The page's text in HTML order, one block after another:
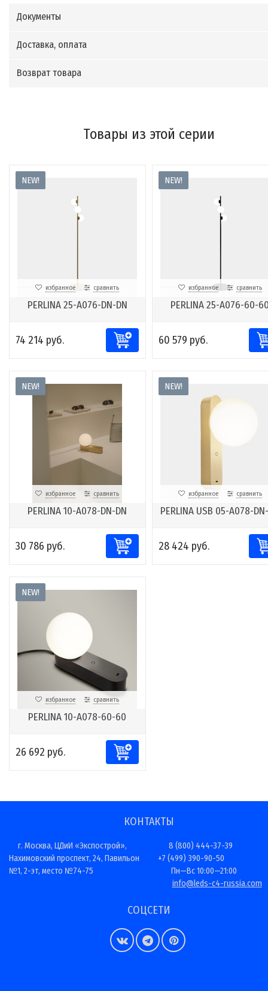
Документы
Доставка, оплата
Возврат товара
Товары из этой серии
NEW!
избранное сравнить
PERLINA 25-A076-DN-DN
74 214 руб.
NEW!
избранное сравнить
PERLINA 25-A076-60-
60 579 руб.
NEW!
избранное сравнить
PERLINA 10-A078-DN-DN
30 786 руб.
NEW!
избранное сравнить
PERLINA USB 05-A078-
28 424 руб.
NEW!
избранное сравнить
PERLINA 10-A078-60-60
26 692 руб.
КОНТАКТЫ
г. Москва, ЦДиИ «Экспострой»,
Нахимовский проспект, 24, Павильон
№1, 2-эт, место №74-75
8 (800) 444-37-39
+7 (499) 390-90-50
Пн—Вс 10:00—21:00
info@leds-c4-russia.com
СОЦСЕТИ